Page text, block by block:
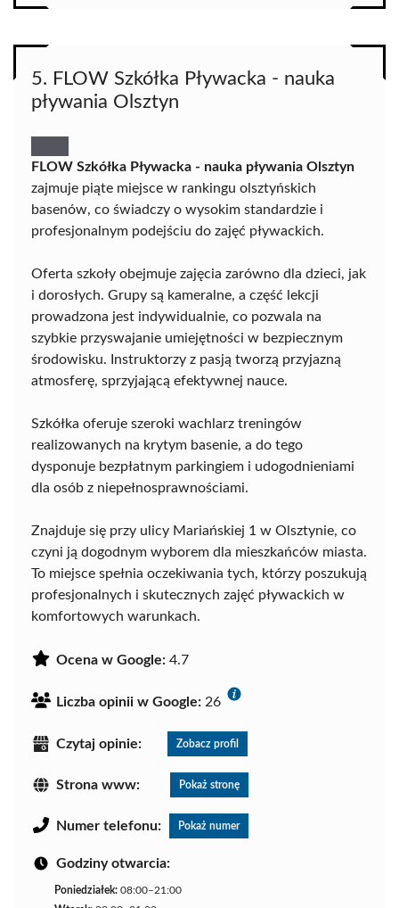
5. FLOW Szkółka Pływacka - nauka
pływania Olsztyn
FLOW Szkółka Pływacka - nauka pływania Olsztyn
zajmuje piąte miejsce w rankingu olsztyńskich
basenów, co świadczy o wysokim standardzie i
profesjonalnym podejściu do zajęć pływackich.
Oferta szkoły obejmuje zajęcia zarówno dla dzieci, jak
i dorosłych. Grupy są kameralne, a część lekcji
prowadzona jest indywidualnie, co pozwala na
szybkie przyswajanie umiejętności w bezpiecznym
środowisku. Instruktorzy z pasją tworzą przyjazną
atmosferę, sprzyjającą efektywnej nauce.
Szkółka oferuje szeroki wachlarz treningów
realizowanych na krytym basenie, a do tego
dysponuje bezpłatnym parkingiem i udogodnieniami
dla osób z niepełnosprawnościami.
Znajduje się przy ulicy Mariańskiej 1 w Olsztynie, co
czyni ją dogodnym wyborem dla mieszkańców miasta.
To miejsce spełnia oczekiwania tych, którzy poszukują
profesjonalnych i skutecznych zajęć pływackich w
komfortowych warunkach.
Ocena w Google: 4.7
Liczba opinii w Google: 26
Czytaj opinie: Zobacz profil
Strona www: Pokaż stronę
Numer telefonu: Pokaż numer
Godziny otwarcia:
Poniedziałek: 08:00–21:00